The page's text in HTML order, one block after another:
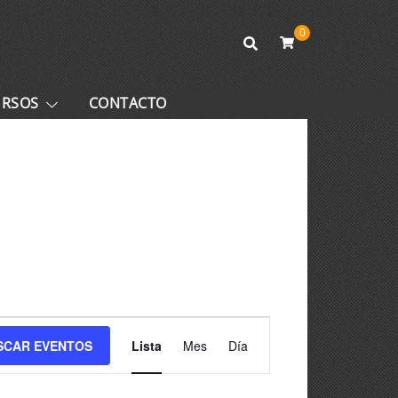
0
CONTACTO
EVENTOS
Navegación
de
Lista Mes Día